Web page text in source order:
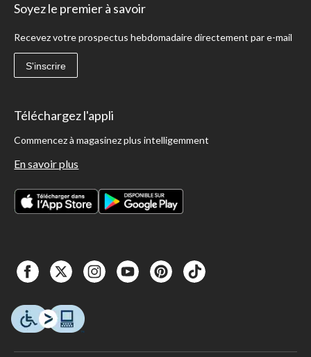
Soyez le premier à savoir
Recevez votre prospectus hebdomadaire directement par e-mail
S'inscrire
Téléchargez l'appli
Commencez à magasinez plus intelligemment
En savoir plus